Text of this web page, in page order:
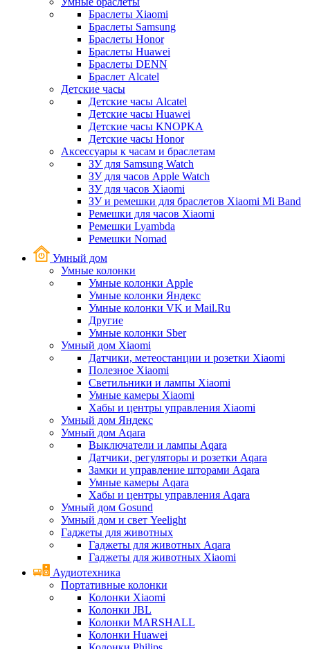
Браслеты Xiaomi
Браслеты Samsung
Браслеты Honor
Браслеты Huawei
Браслеты DENN
Браслет Alcatel
Детские часы
Детские часы Alcatel
Детские часы Huawei
Детские часы KNOPKA
Детские часы Honor
Аксессуары к часам и браслетам
ЗУ для Samsung Watch
ЗУ для часов Apple Watch
ЗУ для часов Xiaomi
ЗУ и ремешки для браслетов Xiaomi Mi Band
Ремешки для часов Xiaomi
Ремешки Lyambda
Ремешки Nomad
Умный дом
Умные колонки
Умные колонки Apple
Умные колонки Яндекс
Умные колонки VK и Mail.Ru
Другие
Умные колонки Sber
Умный дом Xiaomi
Датчики, метеостанции и розетки Xiaomi
Полезное Xiaomi
Светильники и лампы Xiaomi
Умные камеры Xiaomi
Хабы и центры управления Xiaomi
Умный дом Яндекс
Умный дом Aqara
Выключатели и лампы Aqara
Датчики, регуляторы и розетки Aqara
Замки и управление шторами Aqara
Умные камеры Aqara
Хабы и центры управления Aqara
Умный дом Gosund
Умный дом и свет Yeelight
Гаджеты для животных
Гаджеты для животных Aqara
Гаджеты для животных Xiaomi
Аудиотехника
Портативные колонки
Колонки Xiaomi
Колонки JBL
Колонки MARSHALL
Колонки Huawei